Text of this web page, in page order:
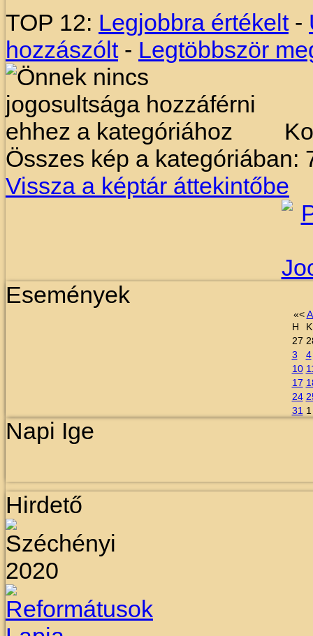
TOP 12: Legjobbra értékelt-
hozzászólt- Legtöbbször
Összes kép a kategóriában:
Vissza a képtár áttekintőbe
Események
«<
H
K
27
3
4
10
17
24
31 1
Napi Ige
Hirdető